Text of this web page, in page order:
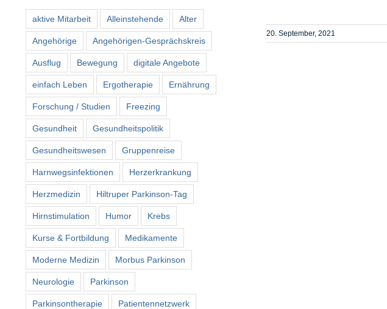
20. September, 2021
aktive Mitarbeit Alleinstehende Alter
Angehörige Angehörigen-Gesprächskreis
Ausflug Bewegung digitale Angebote
einfach Leben Ergotherapie Ernährung
Forschung / Studien Freezing
Gesundheit Gesundheitspolitik
Gesundheitswesen Gruppenreise
Harnwegsinfektionen Herzerkrankung
Herzmedizin Hiltruper Parkinson-Tag
Hirnstimulation Humor Krebs
Kurse & Fortbildung Medikamente
Moderne Medizin Morbus Parkinson
Neurologie Parkinson
Parkinsontherapie Patientennetzwerk